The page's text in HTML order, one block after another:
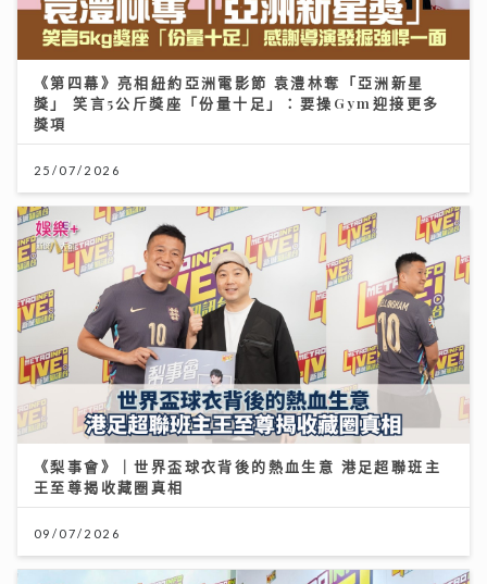
《第四幕》亮相紐約亞洲電影節 袁澧林奪「亞洲新星
獎」 笑言5公斤獎座「份量十足」：要操Gym迎接更多
獎項
25/07/2026
《梨事會》｜世界盃球衣背後的熱血生意 港足超聯班主
王至尊揭收藏圈真相
09/07/2026